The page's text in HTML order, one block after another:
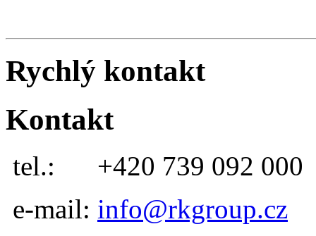
Rychlý kontakt
Kontakt
tel.: +420 739 092 000
e-mail: info@rkgroup.cz